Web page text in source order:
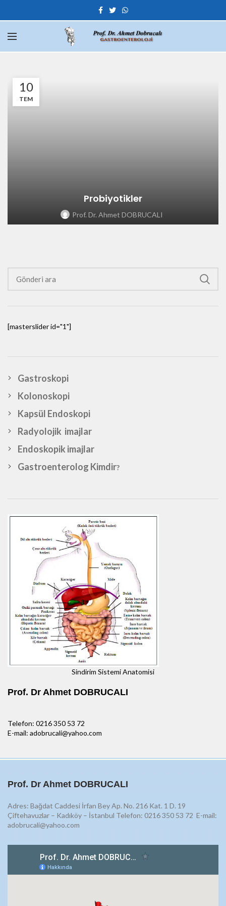
10
TEM
Probiyotikler
Prof. Dr. Ahmet DOBRUCALI
[masterslider id="1"]
Gastroskopi
Kolonoskopi
Kapsül Endoskopi
Radyolojik imajlar
Endoskopik imajlar
Gastroenterolog Kimdir?
Sindirim Sistemi Anatomisi
Prof. Dr Ahmet DOBRUCALI
Telefon: 0216 350 53 72
E-mail: adobrucali@yahoo.com
Prof. Dr Ahmet DOBRUCALI
Adres: Bağdat Caddesi İrfan Bey Ap. No. 216 Kat. 1 D. 19
Çiftehavuzlar – Kadıköy – İstanbul Telefon: 0216 350 53 72 E-mail:
adobrucali@yahoo.com